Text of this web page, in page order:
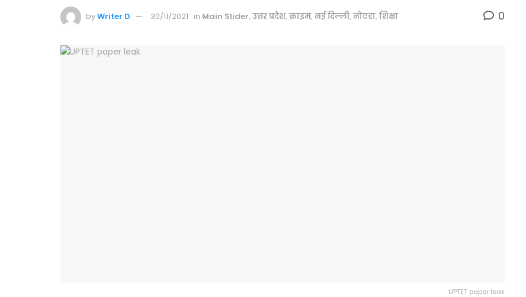
byWriter D 30/11/2021 in Main Slider, उत्तर प्रदेश, क्राइम, नई दिल्ली, नोएडा, शिक्षा 0
UPTET paper leak